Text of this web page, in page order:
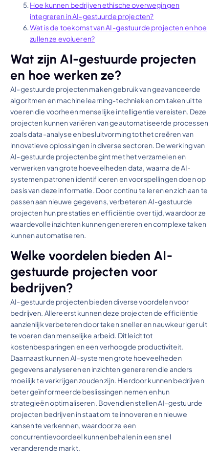
Hoe kunnen bedrijven ethische overwegingen
integreren in AI-gestuurde projecten?
Wat is de toekomst van AI-gestuurde projecten en hoe
zullen ze evolueren?
Wat zijn AI-gestuurde projecten
en hoe werken ze?
AI-gestuurde projecten maken gebruik van geavanceerde
algoritmen en machine learning-technieken om taken uit te
voeren die voorheen menselijke intelligentie vereisten. Deze
projecten kunnen variëren van geautomatiseerde processen
zoals data-analyse en besluitvorming tot het creëren van
innovatieve oplossingen in diverse sectoren. De werking van
AI-gestuurde projecten begint met het verzamelen en
verwerken van grote hoeveelheden data, waarna de AI-
systemen patronen identificeren en voorspellingen doen op
basis van deze informatie. Door continu te leren en zich aan te
passen aan nieuwe gegevens, verbeteren AI-gestuurde
projecten hun prestaties en efficiëntie over tijd, waardoor ze
waardevolle inzichten kunnen genereren en complexe taken
kunnen automatiseren.
Welke voordelen bieden AI-
gestuurde projecten voor
bedrijven?
AI-gestuurde projecten bieden diverse voordelen voor
bedrijven. Allereerst kunnen deze projecten de efficiëntie
aanzienlijk verbeteren door taken sneller en nauwkeuriger uit
te voeren dan menselijke arbeid. Dit leidt tot
kostenbesparingen en een verhoogde productiviteit.
Daarnaast kunnen AI-systemen grote hoeveelheden
gegevens analyseren en inzichten genereren die anders
moeilijk te verkrijgen zouden zijn. Hierdoor kunnen bedrijven
beter geïnformeerde beslissingen nemen en hun
strategieën optimaliseren. Bovendien stellen AI-gestuurde
projecten bedrijven in staat om te innoveren en nieuwe
kansen te verkennen, waardoor ze een
concurrentievoordeel kunnen behalen in een snel
veranderende markt.